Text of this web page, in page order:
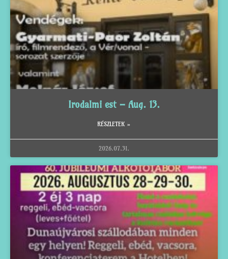
Irodalmi est – Aug. 13.
RÉSZLETEK »
2026.07.31.